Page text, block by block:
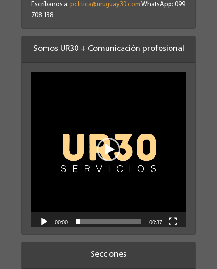
Escríbanos a: politica@uruguay30.com WhatsApp: 099
708 138
Somos UR30 + Comunicación profesional
00:00 00:37
Secciones